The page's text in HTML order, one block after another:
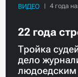
ВИДЕО
22 года
Тройка
дело